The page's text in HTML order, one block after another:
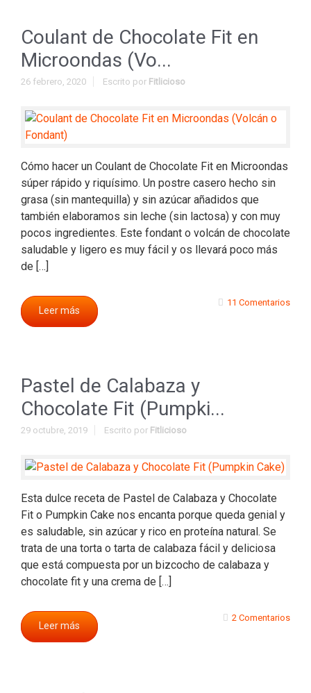
Coulant de Chocolate Fit en
Microondas (Vo...
26 febrero, 2020 Escrito por Fitlicioso
Cómo hacer un Coulant de Chocolate Fit en Microondas
súper rápido y riquísimo. Un postre casero hecho sin
grasa (sin mantequilla) y sin azúcar añadidos que
también elaboramos sin leche (sin lactosa) y con muy
pocos ingredientes. Este fondant o volcán de chocolate
saludable y ligero es muy fácil y os llevará poco más
de […]
Leer más
11 Comentarios
Pastel de Calabaza y
Chocolate Fit (Pumpki...
29 octubre, 2019 Escrito por Fitlicioso
Esta dulce receta de Pastel de Calabaza y Chocolate
Fit o Pumpkin Cake nos encanta porque queda genial y
es saludable, sin azúcar y rico en proteína natural. Se
trata de una torta o tarta de calabaza fácil y deliciosa
que está compuesta por un bizcocho de calabaza y
chocolate fit y una crema de […]
Leer más
2 Comentarios